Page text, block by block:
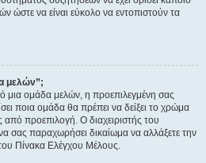
ώστε να είναι εύκολο να εντοπιστούν τα
μελών”;
μια ομάδα μελών, η προεπιλεγμένη σας
ποια ομάδα θα πρέπει να δείξει το χρώμα
προεπιλογή. Ο διαχειριστής του
σας παραχωρήσει δικαίωμα να αλλάξετε την
Πίνακα Ελέγχου Μέλους.